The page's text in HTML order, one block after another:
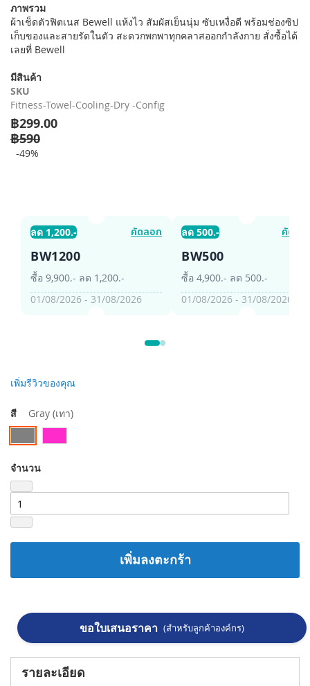
ต้น
ของ
แกล
เลอ
รูปภาพ
ภาพรวม
ผ้าเช็ดตัวฟิตเนส Bewell แห้งไว สัมผัสเย็นนุ่ม ซับเหงื่อดี พร้อมช่องซิป
เก็บของและสายรัดในตัว สะดวกพกพาทุกคลาสออกกำลังกาย สั่งซื้อได้
เลยที่ Bewell
มีสินค้า
SKU
Fitness-Towel-Cooling-Dry -Config
฿299.00
฿590
-49%
ลด 1,200.- คัดลอก
BW1200
ซื้อ 9,900.- ลด 1,200.-
01/08/2026 - 31/08/2026
ลด 500.- คัดลอ
BW500
ซื้อ 4,900.- ลด 500.-
01/08/2026 - 31/08/2026
เพิ่มรีวิวของคุณ
สี Gray (เทา)
จำนวน
เพิ่มลงตะกร้า
ขอใบเสนอราคา (สำหรับลูกค้าองค์กร)
รายละเอียด